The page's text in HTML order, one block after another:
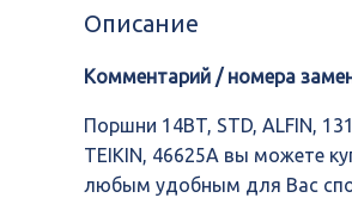
ALFIN,
58060,
46625A
Описание
Комментарий / номера
Поршни 14BT, STD, ALFIN,
TEIKIN, 46625A вы можете
любым удобным для Вас